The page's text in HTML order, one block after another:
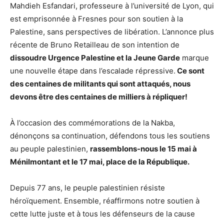
Mahdieh Esfandari, professeure à l’université de Lyon, qui
est emprisonnée à Fresnes pour son soutien à la
Palestine, sans perspectives de libération. L’annonce plus
récente de Bruno Retailleau de son intention de
dissoudre Urgence Palestine et la Jeune Garde marque
une nouvelle étape dans l’escalade répressive. Ce sont
des centaines de militants qui sont attaqués, nous
devons être des centaines de milliers à répliquer!
À l’occasion des commémorations de la Nakba,
dénonçons sa continuation, défendons tous les soutiens
au peuple palestinien, rassemblons-nous le 15 mai à
Ménilmontant et le 17 mai, place de la République.
Depuis 77 ans, le peuple palestinien résiste
héroïquement. Ensemble, réaffirmons notre soutien à
cette lutte juste et à tous les défenseurs de la cause